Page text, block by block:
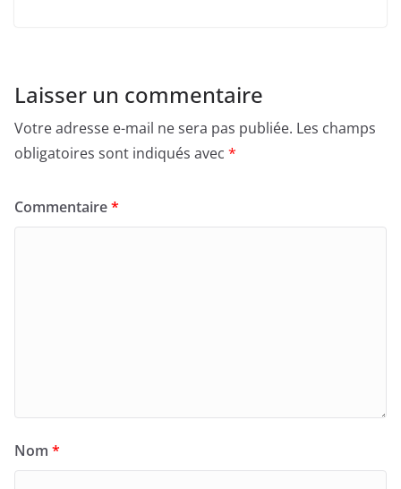
Laisser un commentaire
Votre adresse e-mail ne sera pas publiée. Les champs
obligatoires sont indiqués avec *
Commentaire*
Nom *